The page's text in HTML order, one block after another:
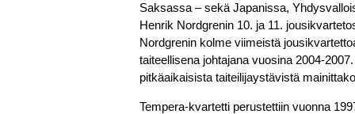
Saksassa – sekä Japanissa,
Henrik Nordgrenin 10. ja 11.
Nordgrenin kolme viimeistä
taiteellisena johtajana vuosina 2004-
pitkäaikaisista taiteilijaystävistä
Tempera-kvartetti perustettiin vuonna